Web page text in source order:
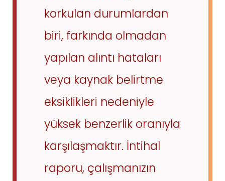
korkulan durumlardan
biri, farkında olmadan
yapılan alıntı hataları
veya kaynak belirtme
eksiklikleri nedeniyle
yüksek benzerlik oranıyla
karşılaşmaktır. İntihal
raporu, çalışmanızın